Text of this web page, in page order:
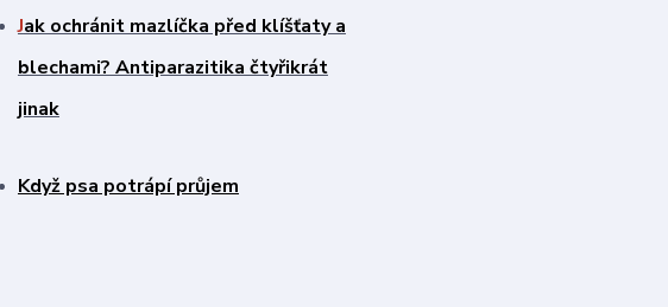
Jak ochránit mazlíčka před klíšťaty a
blechami? Antiparazitika čtyřikrát
jinak
Když psa potrápí průjem